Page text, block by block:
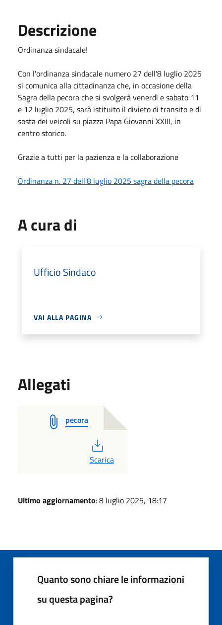
Descrizione
Ordinanza sindacale!
Con l'ordinanza sindacale numero 27 dell'8 luglio 2025
si comunica alla cittadinanza che, in occasione della
Sagra della pecora che si svolgerà venerdì e sabato 11
e 12 luglio 2025, sarà istituito il divieto di transito e di
sosta dei veicoli su piazza Papa Giovanni XXIII, in
centro storico.
Grazie a tutti per la pazienza e la collaborazione
Ordinanza n. 27 dell'8 luglio 2025 sagra della pecora
A cura di
Ufficio Sindaco
VAI ALLA PAGINA
Allegati
pecora
PDF
Scarica
Ultimo aggiornamento: 8 luglio 2025, 18:17
Quanto sono chiare le informazioni
su questa pagina?